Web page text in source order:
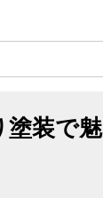
塗装で魅